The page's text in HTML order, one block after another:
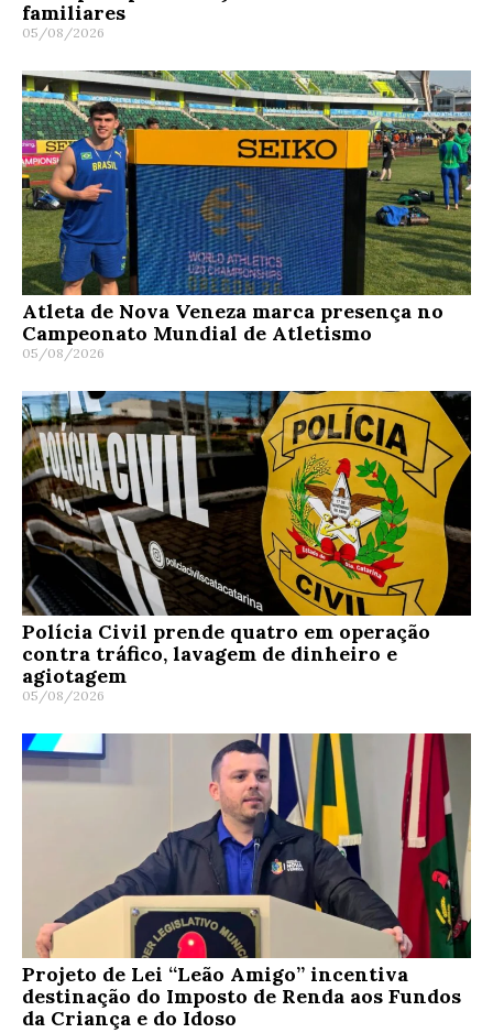
familiares
05/08/2026
Atleta de Nova Veneza marca presença no
Campeonato Mundial de Atletismo
05/08/2026
Polícia Civil prende quatro em operação
contra tráfico, lavagem de dinheiro e
agiotagem
05/08/2026
Projeto de Lei “Leão Amigo” incentiva
destinação do Imposto de Renda aos Fundos
da Criança e do Idoso